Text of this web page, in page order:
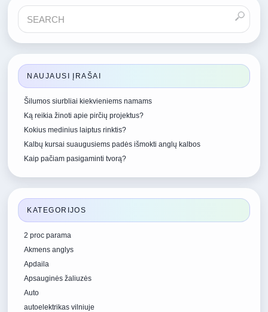
NAUJAUSI ĮRAŠAI
Šilumos siurbliai kiekvieniems namams
Ką reikia žinoti apie pirčių projektus?
Kokius medinius laiptus rinktis?
Kalbų kursai suaugusiems padės išmokti anglų kalbos
Kaip pačiam pasigaminti tvorą?
KATEGORIJOS
2 proc parama
Akmens anglys
Apdaila
Apsauginės žaliuzės
Auto
autoelektrikas vilniuje